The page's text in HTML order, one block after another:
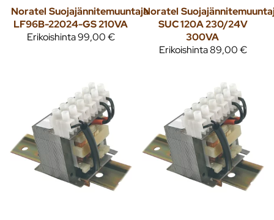
Noratel Suojajännitemuuntaja
LF96B-22024-GS 210VA
Erikoishinta99,00 €
Noratel
SUC 120A 230/24V
300VA
Erikoishinta89,00 €